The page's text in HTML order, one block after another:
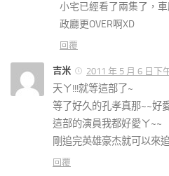
小宅已經看了兩集了，
政廳更OVER啊XD
回覆
吉米 2011 年 5 月 6 日下
天ㄚ!!!就等這部了~
等了好久的孔孝真那~~好
這部的演員我都好愛ㄚ~~
剛追完英雄豪杰就可以來
回覆